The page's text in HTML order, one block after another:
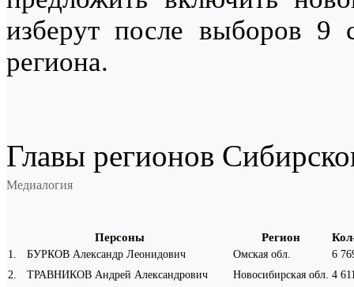
изберут после выборов 9
региона.
Главы регионов
Медиалогия
Персоны Регион
1 БУРКОВ Александр Леонидович Омская обл.
6
2
ТРАВНИКОВ Андрей Александрович Новосибирская обл. 4